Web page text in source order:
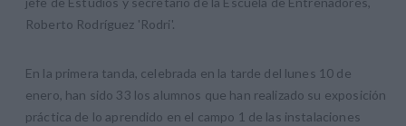
Roberto Rodríguez 'Rodri'.
En la primera tanda, celebrada en la tarde del lunes 10 de
enero, han sido 33 los alumnos que han realizado su exposición
práctica de lo aprendido en el campo 1 de las instalaciones